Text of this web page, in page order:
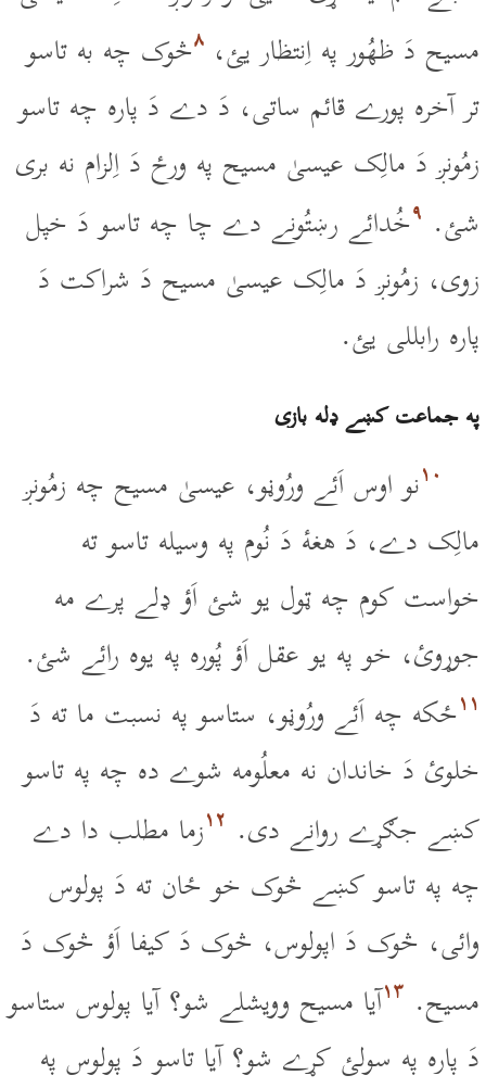
مسيح دَ ظهُور په اِنتظار يئ، ۸څوک چه به تاسو
تر آخره پورے قائم ساتى، دَ دے دَ پاره چه تاسو
زمُونږ دَ مالِک عيسىٰ مسيح په ورځ دَ اِلزام نه برى
شئ. ۹خُدائے رښتُونے دے چا چه تاسو دَ خپل
زوى، زمُونږ دَ مالِک عيسىٰ مسيح دَ شراکت دَ
پاره رابللى يئ.
په جماعت کښے ډله بازى
۱۰نو اوس اَئے ورُوڼو، عيسىٰ مسيح چه زمُونږ
مالِک دے، دَ هغۀ دَ نُوم په وسيله تاسو ته
خواست کوم چه ټول يو شئ اَؤ ډلے پرے مه
جوړوئ، خو په يو عقل اَؤ پُوره په يوه رائے شئ.
۱۱ځکه چه اَئے ورُوڼو، ستاسو په نسبت ما ته دَ
خلوئ دَ خاندان نه معلُومه شوے ده چه په تاسو
کښے جګړے روانے دى. ۱۲زما مطلب دا دے
چه په تاسو کښے څوک خو ځان ته دَ پولوس
وائى، څوک دَ اپولوس، څوک دَ کيفا اَؤ څوک دَ
مسيح. ۱۳آيا مسيح وويشلے شو؟ آيا پولوس ستاسو
دَ پاره په سولئ کړے شو؟ آيا تاسو دَ پولوس په